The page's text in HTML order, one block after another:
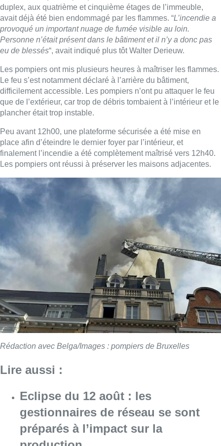
place afin d’éteindre le dernier foyer par l’intérieur, et
finalement l’incendie a été complètement maîtrisé vers 12h40.
Les pompiers ont réussi à préserver les maisons adjacentes.
Rédaction avec Belga/Images : pompiers de Bruxelles
Lire aussi :
Eclipse du 12 août : les
gestionnaires de réseau se sont
préparés à l’impact sur la
production